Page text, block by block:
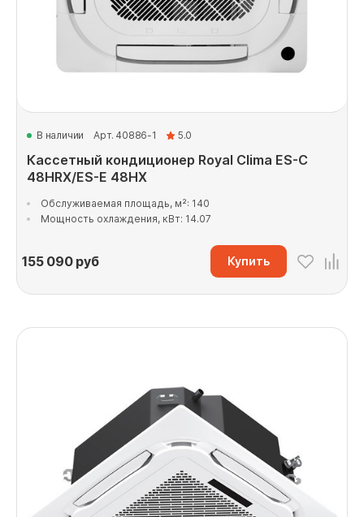
В наличии Арт. 40886-1 5.0
Кассетный кондиционер Royal Clima ES-C
48HRX/ES-E 48HX
Обслуживаемая площадь, м²: 140
Мощность охлаждения, кВт: 14.07
155 090руб Купить